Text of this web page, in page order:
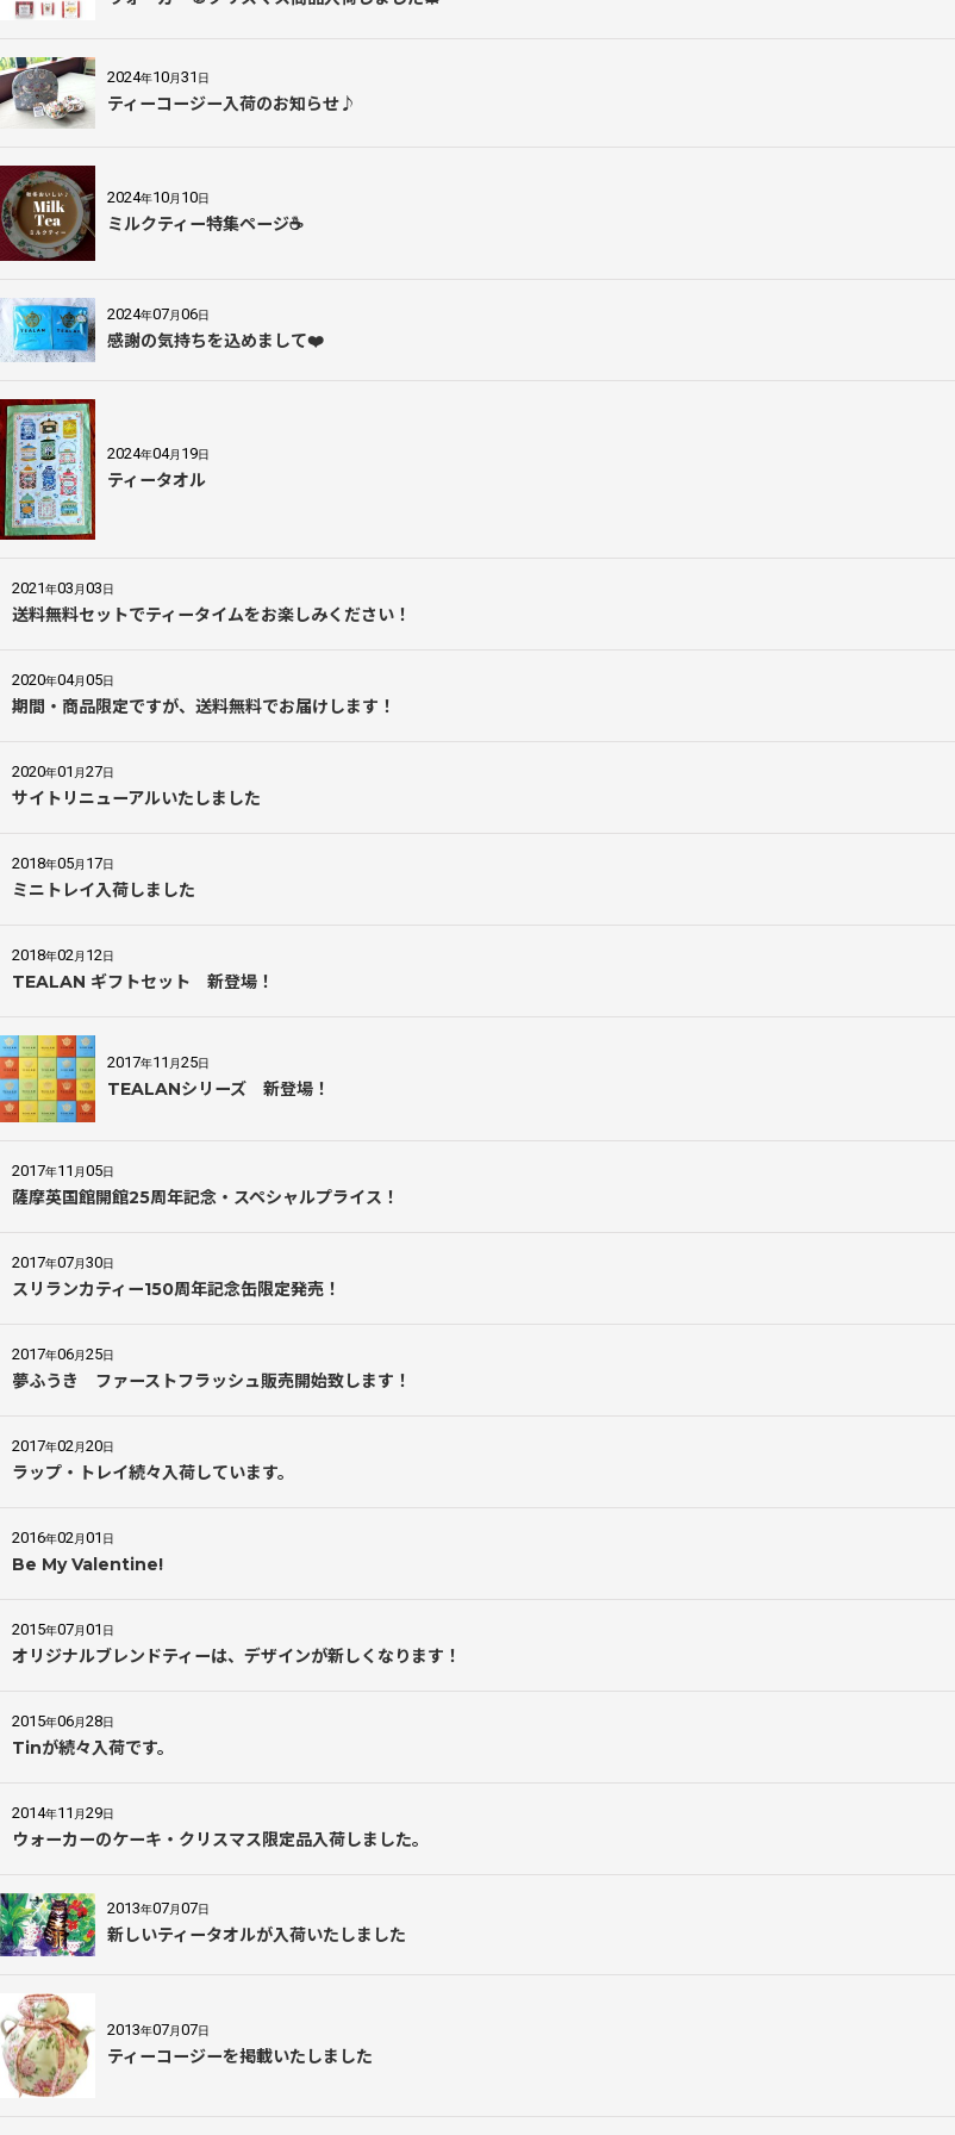
2024年10月31 日
ティーコージー入荷のお知らせ♪
2024年10月 10日
ミルクティー特集ページ☕
2024年07月06日
感謝の気持ちを込めまして❤️
2024年04月 19日
ティータオル
2021年03 月03日
送料無料セットでティータイムをお楽しみください！
2020年04月05日
期間・商品限定ですが、送料無料でお届けします！
2020年01 月27日
サイトリニューアルいたしました
2018年05月 17日
ミニトレイ入荷しました
2018年02 月 12日
TEALAN ギフトセット 新登場！
2017年11 月25日
TEALANシリーズ 新登場！
2017年11 月05日
薩摩英国館開館25周年記念・スペシャルプライス！
2017年07月30日
スリランカティー150周年記念缶限定発売！
2017年06月25日
夢ふうき ファーストフラッシュ販売開始致します！
2017年02月20日
ラップ・トレイ続々入荷しています。
2016年02月01 日
Be My Valentine!
2015年07月01 日
オリジナルブレンドティーは、デザインが新しくなります！
2015年06月28日
Tinが続々入荷です。
2014年11 月29日
ウォーカーのケーキ・クリスマス限定品入荷しました。
2013年07月07日
新しいティータオルが入荷いたしました
2013年07月07日
ティーコージーを掲載いたしました